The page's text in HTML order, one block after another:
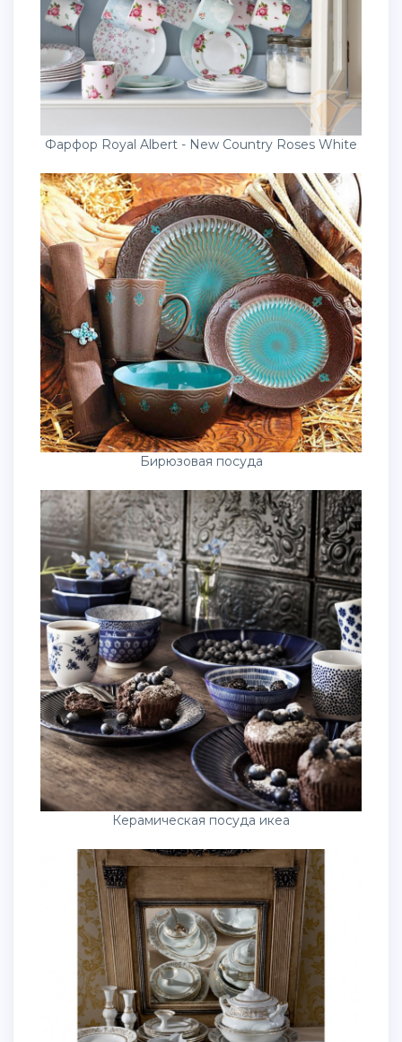
Фарфор Royal Albert - New Country Roses White
Бирюзовая посуда
Керамическая посуда икеа